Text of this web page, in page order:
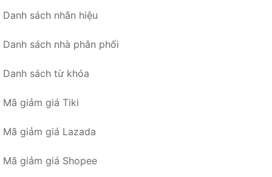
Danh sách nhãn hiệu
Danh sách nhà phân phối
Danh sách từ khóa
Mã giảm giá Tiki
Mã giảm giá Lazada
Mã giảm giá Shopee